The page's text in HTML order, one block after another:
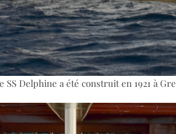
Delphine a été construit en 1921 à